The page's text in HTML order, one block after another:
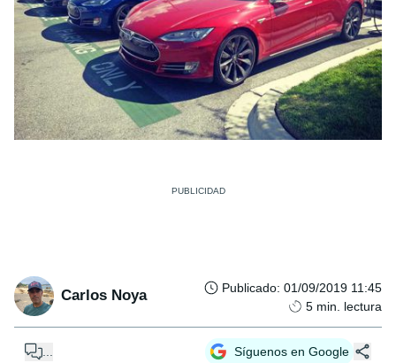
Carlos Noya Publicado: 01/09/2019 11:45
5 min. lectura
Síguenos en Google